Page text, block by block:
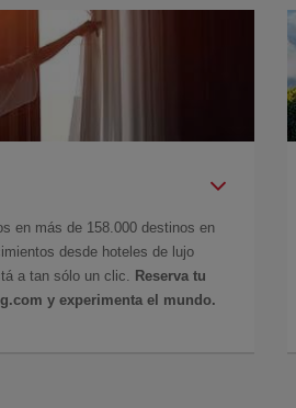
en más de 158.000 destinos en
desde hoteles de lujo
a tan sólo un clic.
Reserva tu
y experimenta el mundo.